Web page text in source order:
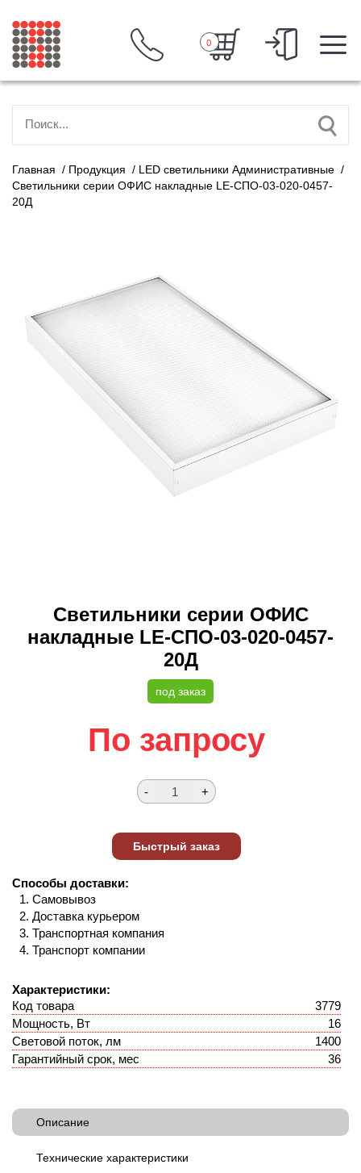
0
Главная / Продукция / LED светильники Административные /
Светильники серии ОФИС накладные LE-СПО-03-020-0457-
20Д
Светильники серии ОФИС
накладные LE-СПО-03-020-0457-
20Д
под заказ
По запросу
Способы доставки:
Самовывоз
Доставка курьером
Транспортная компания
Транспорт компании
Характеристики:
Код товара
3779
Мощность, Вт
16
Световой поток, лм
1400
Гарантийный срок, мес
36
Описание
Технические характеристики